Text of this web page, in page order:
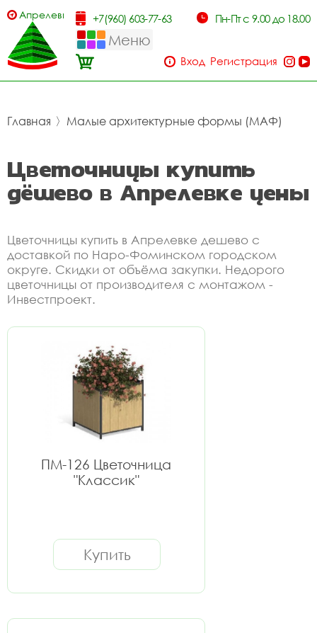
Апрелевка +7(960) 603-77-63 Пн-Пт с 9.00 до 18.00
Меню
Вход Регистрация
Главная 〉 Малые архитектурные формы (МАФ)
Цветочницы купить
дёшево в Апрелевке цены
Цветочницы купить в Апрелевке дешево с
доставкой по Наро-Фоминском городском
округе. Скидки от объёма закупки. Недорого
цветочницы от производителя с монтажом -
Инвестпроект.
ПМ-126 Цветочница
"Классик"
Купить